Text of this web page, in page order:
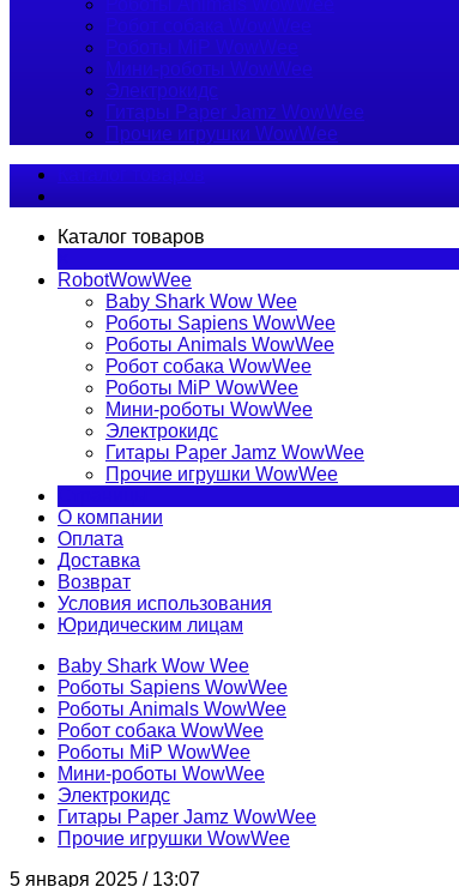
Роботы MiP WowWee
Мини-роботы WowWee
Электрокидс
Гитары Paper Jamz WowWee
Прочие игрушки WowWee
Каталог товаров
RobotWowWee
Baby Shark Wow Wee
Роботы Sapiens WowWee
Роботы Animals WowWee
Робот собака WowWee
Роботы MiP WowWee
Мини-роботы WowWee
Электрокидс
Гитары Paper Jamz WowWee
Прочие игрушки WowWee
О компании
Оплата
Доставка
Возврат
Условия использования
Юридическим лицам
Baby Shark Wow Wee
Роботы Sapiens WowWee
Роботы Animals WowWee
Робот собака WowWee
Роботы MiP WowWee
Мини-роботы WowWee
Электрокидс
Гитары Paper Jamz WowWee
Прочие игрушки WowWee
5 января 2025 / 13:07